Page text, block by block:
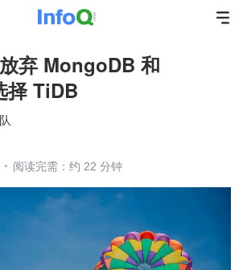
弃 MongoDB 和
择 TiDB
阅读完需：约 22 分钟